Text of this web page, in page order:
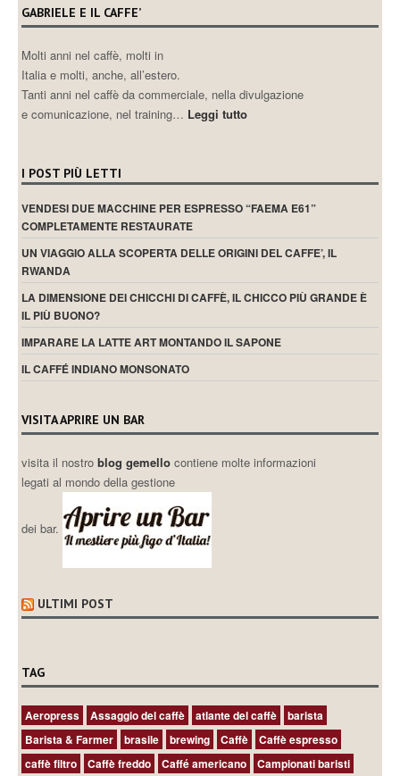
GABRIELE E IL CAFFE’
Molti anni nel caffè, molti in
Italia e molti, anche, all’estero.
Tanti anni nel caffè da commerciale, nella divulgazione
e comunicazione, nel training… Leggi tutto
I POST PIÙ LETTI
VENDESI DUE MACCHINE PER ESPRESSO “FAEMA E61”
COMPLETAMENTE RESTAURATE
UN VIAGGIO ALLA SCOPERTA DELLE ORIGINI DEL CAFFE’, IL
RWANDA
LA DIMENSIONE DEI CHICCHI DI CAFFÈ, IL CHICCO PIÙ GRANDE È
IL PIÙ BUONO?
IMPARARE LA LATTE ART MONTANDO IL SAPONE
IL CAFFÉ INDIANO MONSONATO
VISITA APRIRE UN BAR
visita il nostroblog gemellocontiene molte informazioni
legati al mondo della gestione
dei bar.
ULTIMI POST
TAG
Aeropress Assaggio del caffè atlante del caffè
barista
Barista & Farmer
brasile brewing Caffè
Caffè espresso
caffè filtro
Caffè freddo Caffé americano
Campionati baristi